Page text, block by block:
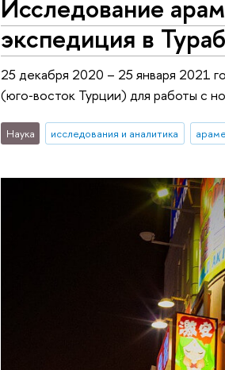
Исследование
экспедиция в
25 декабря 2020 – 25 января 2021
(юго‑восток Турции) для работы с
Наука исследования и аналитика